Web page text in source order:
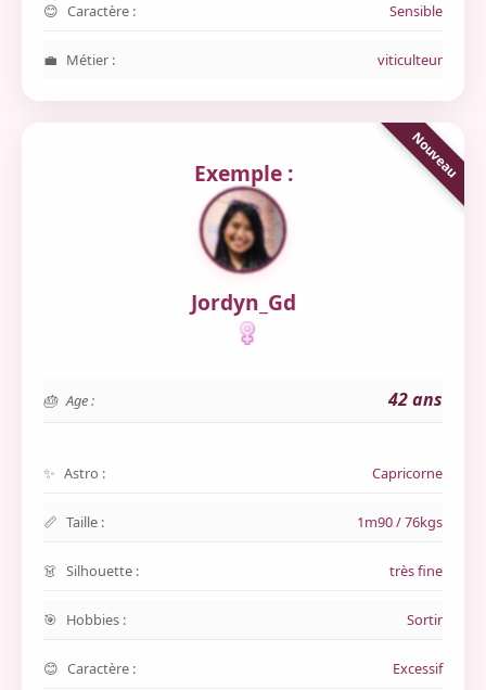
Caractère : Sensible
Métier : viticulteur
Exemple :
Jordyn_Gd
Age : 42 ans
Astro : Capricorne
Taille : 1m90 / 76kgs
Silhouette : très fine
Hobbies : Sortir
Caractère : Excessif